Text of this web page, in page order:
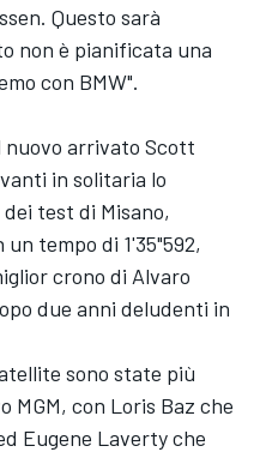
Questo sarà
non è pianificata una
con BMW".
nuovo arrivato Scott
in solitaria lo
test di Misano,
tempo di 1'35"592,
crono di Alvaro
due anni deludenti in
sono state più
MGM, con Loris Baz che
Eugene Lavertyche